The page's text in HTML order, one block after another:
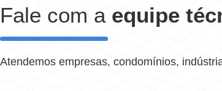
Fale com a equipe
Atendemos empresas, condomínios,